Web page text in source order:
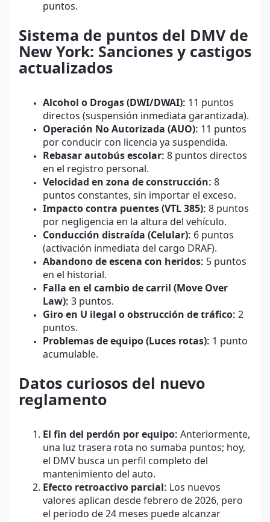
puntos.
Sistema de puntos del DMV de
New York: Sanciones y castigos
actualizados
Alcohol o Drogas (DWI/DWAI): 11 puntos
directos (suspensión inmediata garantizada).
Operación No Autorizada (AUO): 11 puntos
por conducir con licencia ya suspendida.
Rebasar autobús escolar: 8 puntos directos
en el registro personal.
Velocidad en zona de construcción: 8
puntos constantes, sin importar el exceso.
Impacto contra puentes (VTL 385): 8 puntos
por negligencia en la altura del vehículo.
Conducción distraída (Celular): 6 puntos
(activación inmediata del cargo DRAF).
Abandono de escena con heridos: 5 puntos
en el historial.
Falla en el cambio de carril (Move Over
Law): 3 puntos.
Giro en U ilegal o obstrucción de tráfico: 2
puntos.
Problemas de equipo (Luces rotas): 1 punto
acumulable.
Datos curiosos del nuevo
reglamento
El fin del perdón por equipo: Anteriormente,
una luz trasera rota no sumaba puntos; hoy,
el DMV busca un perfil completo del
mantenimiento del auto.
Efecto retroactivo parcial: Los nuevos
valores aplican desde febrero de 2026, pero
el periodo de 24 meses puede alcanzar